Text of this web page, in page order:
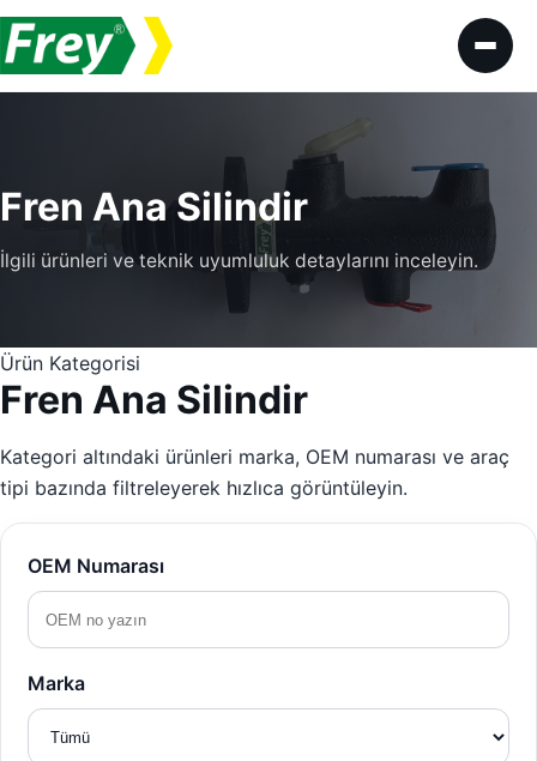
İçeriğe geç
Fren Ana Silindir
İlgili ürünleri ve teknik uyumluluk detaylarını inceleyin.
Ürün Kategorisi
Fren Ana Silindir
Kategori altındaki ürünleri marka, OEM numarası ve araç
tipi bazında filtreleyerek hızlıca görüntüleyin.
OEM Numarası
Marka